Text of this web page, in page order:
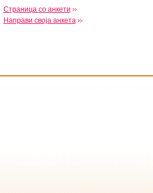
Страница со анкети
Направи своја анкета